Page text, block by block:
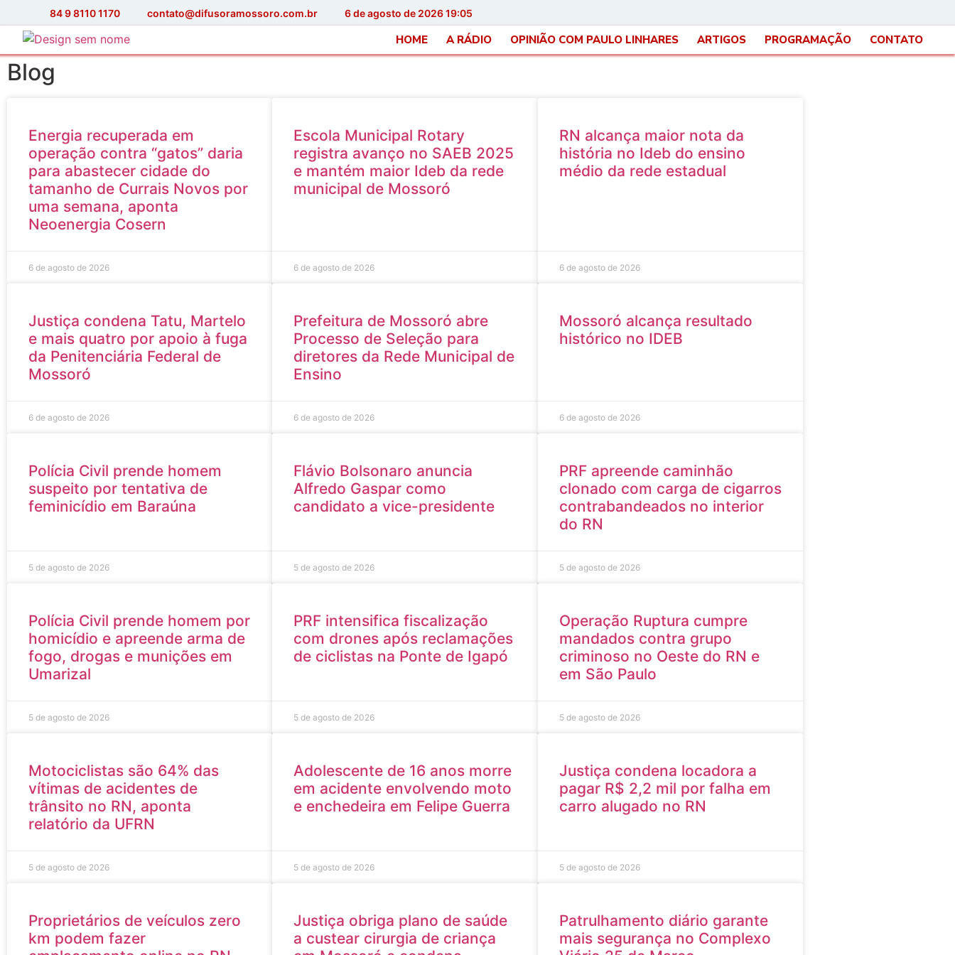
84 9 8110 1170 contato@difusoramossoro.com.br 6 de agosto de 2026 19:05
HOME A RÁDIO OPINIÃO COM PAULO LINHARES ARTIGOS PROGRAMAÇÃO CONTATO
Blog
Energia recuperada em
operação contra “gatos” daria
para abastecer cidade do
tamanho de Currais Novos por
uma semana, aponta
Neoenergia Cosern
6 de agosto de 2026
Escola Municipal Rotary
registra avanço no SAEB 2025
e mantém maior Ideb da rede
municipal de Mossoró
6 de agosto de 2026
RN alcança maior nota da
história no Ideb do ensino
médio da rede estadual
6 de agosto de 2026
Justiça condena Tatu, Martelo
e mais quatro por apoio à fuga
da Penitenciária Federal de
Mossoró
6 de agosto de 2026
Prefeitura de Mossoró abre
Processo de Seleção para
diretores da Rede Municipal de
Ensino
6 de agosto de 2026
Mossoró alcança resultado
histórico no IDEB
6 de agosto de 2026
Polícia Civil prende homem
suspeito por tentativa de
feminicídio em Baraúna
5 de agosto de 2026
Flávio Bolsonaro anuncia
Alfredo Gaspar como
candidato a vice-presidente
5 de agosto de 2026
PRF apreende caminhão
clonado com carga de cigarros
contrabandeados no interior
do RN
5 de agosto de 2026
Polícia Civil prende homem por
homicídio e apreende arma de
fogo, drogas e munições em
Umarizal
5 de agosto de 2026
PRF intensifica fiscalização
com drones após reclamações
de ciclistas na Ponte de Igapó
5 de agosto de 2026
Operação Ruptura cumpre
mandados contra grupo
criminoso no Oeste do RN e
em São Paulo
5 de agosto de 2026
Motociclistas são 64% das
vítimas de acidentes de
trânsito no RN, aponta
relatório da UFRN
5 de agosto de 2026
Adolescente de 16 anos morre
em acidente envolvendo moto
e enchedeira em Felipe Guerra
5 de agosto de 2026
Justiça condena locadora a
pagar R$ 2,2 mil por falha em
carro alugado no RN
5 de agosto de 2026
Proprietários de veículos zero
km podem fazer
Justiça obriga plano de saúde
a custear cirurgia de criança
Patrulhamento diário garante
mais segurança no Complexo